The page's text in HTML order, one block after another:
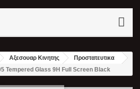
Αξεσουαρ Κινητης
Προστατευτικα
Tempered Glass 9H Full Screen Black